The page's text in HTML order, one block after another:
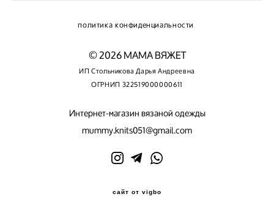
политика конфиденциальности
© 2026 МАМА ВЯЖЕТ
ИП Стольникова Дарья Андреевна
ОГРНИП 322519000000611
Интернет-магазин вязаной одежды
mummy.knits051@gmail.com
сайт от vigbo